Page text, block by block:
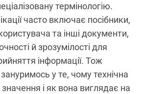
термінологію.
часто включає посібники,
користувача та інші документи,
й зрозумілості для
інформації. Тож
у те, чому технічна
і як вона виглядає на